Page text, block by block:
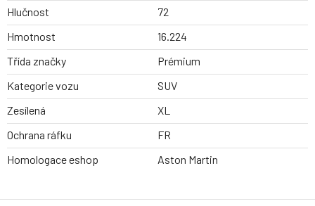
Hlučnost
72
Hmotnost
16.224
Třída značky
Prémium
Kategorie vozu
SUV
Zesílená
XL
Ochrana ráfku
FR
Homologace eshop
Aston Martin